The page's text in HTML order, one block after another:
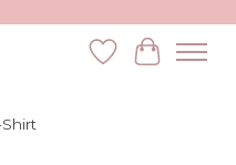
Verlanglijst
Shirt